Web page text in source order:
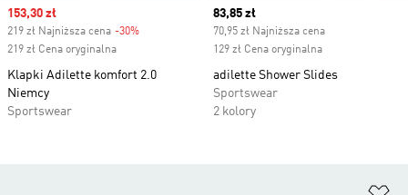
Sale price
153,30 zł
219 zł Najniższa cena -30%
219 zł Cena oryginalna
Klapki Adilette komfort 2.0
Niemcy
Sportswear
Current price
83,85 zł
70,95 zł Najniższa cena
129 zł Cena oryginalna
adilette Shower Slides
Sportswear
2 kolory